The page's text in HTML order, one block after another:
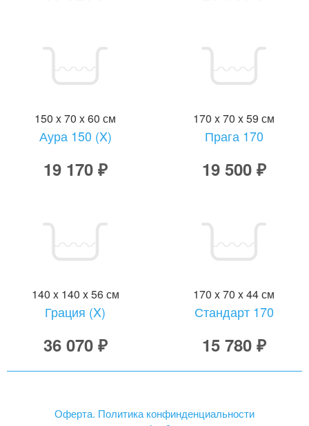
150 x 70 x 60 см
Аура 150 (X)
19 170 ₽
170 x 70 x 59 см
Прага 170
19 500 ₽
140 x 140 x 56 см
Грация (X)
36 070 ₽
170 x 70 x 44 см
Стандарт 170
15 780 ₽
Оферта. Политика конфинденциальности